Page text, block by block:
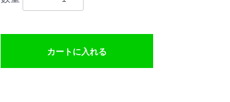
カートに入れる